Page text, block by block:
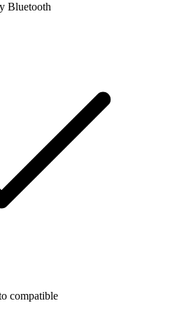
Bluetooth
compatible